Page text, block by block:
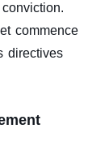
commence
directives